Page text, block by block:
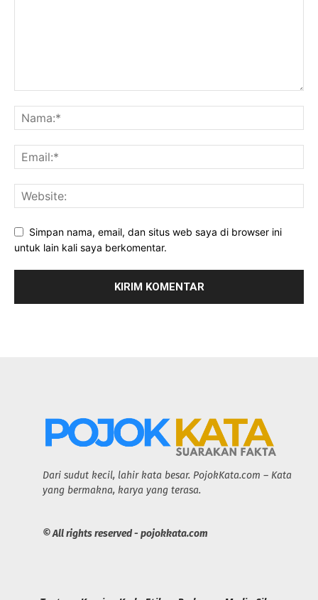
Simpan nama, email, dan situs web saya di browser ini
untuk lain kali saya berkomentar.
Dari sudut kecil, lahir kata besar. PojokKata.com – Kata
yang bermakna, karya yang terasa.
© All rights reserved - pojokkata.com